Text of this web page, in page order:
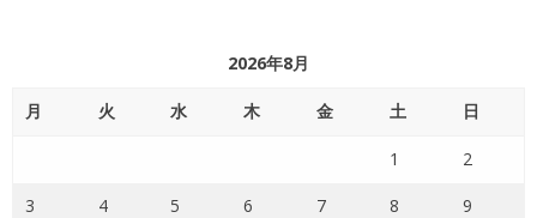
2026年8月
月 火 水 木 金 土 日
1 2
3 4 5 6 7 8 9